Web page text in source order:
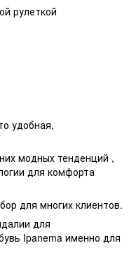
рулеткой
удобная,
модных тенденций ,
для комфорта
для многих клиентов.
для
Ipanema именно для